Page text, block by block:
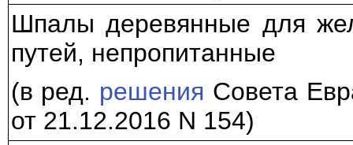
Шпалы деревянные для
путей, непропитанные
(в ред. решения Совета
от 21.12.2016 N 154)